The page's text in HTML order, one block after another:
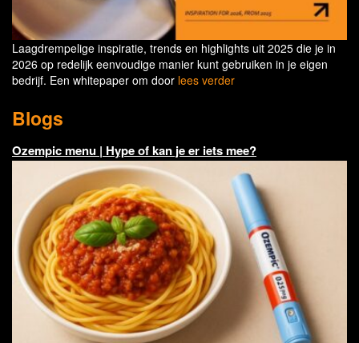
Laagdrempelige inspiratie, trends en highlights uit 2025 die je in
2026 op redelijk eenvoudige manier kunt gebruiken in je eigen
bedrijf. Een whitepaper om door lees verder
Blogs
Ozempic menu | Hype of kan je er iets mee?